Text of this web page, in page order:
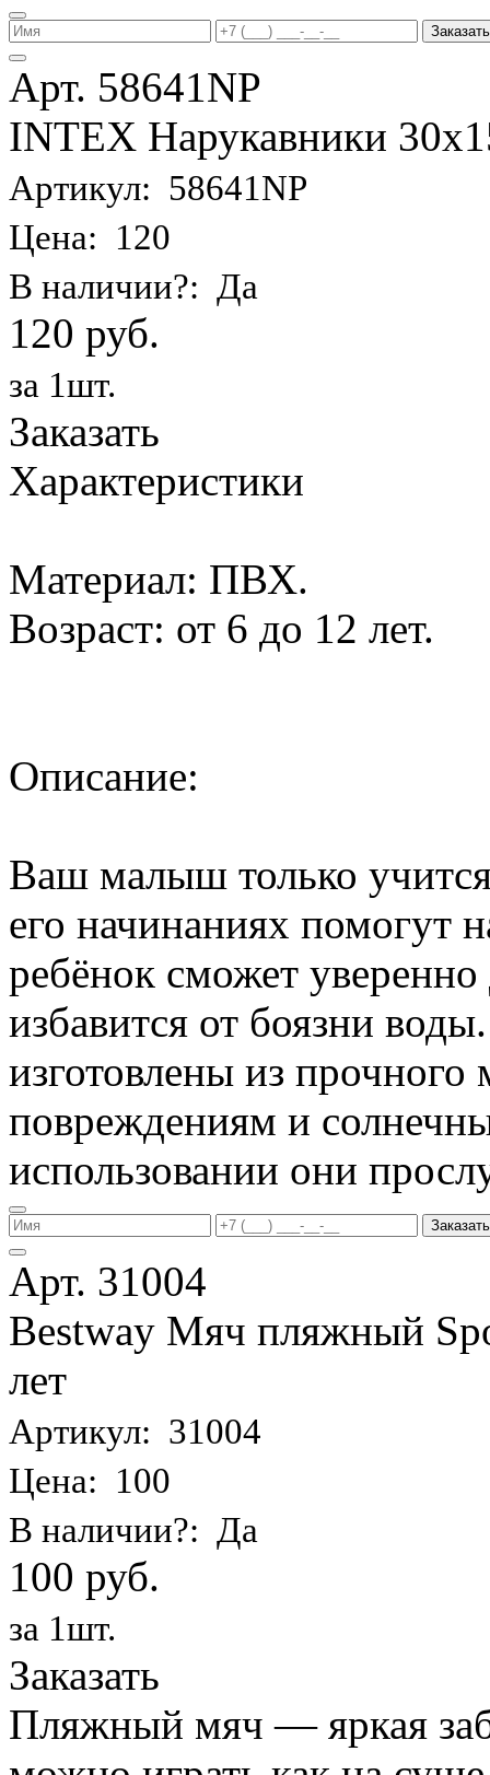
Заказать
Арт. 58641NP
INTEX Нарукавники
Артикул: 58641NP
Цена: 120
В наличии?: Да
120 руб.
за 1шт.
Заказать
Характеристики
Материал: ПВХ.
Возраст: от 6 до 12 лет.
Описание:
Ваш малыш только
его начинаниях помогут
ребёнок сможет
избавится от боязни
изготовлены из
повреждениям и
использовании они
Заказать
Арт. 31004
Bestway Мяч пляжный
лет
Артикул: 31004
Цена: 100
В наличии?: Да
100 руб.
за 1шт.
Заказать
Пляжный мяч — яркая